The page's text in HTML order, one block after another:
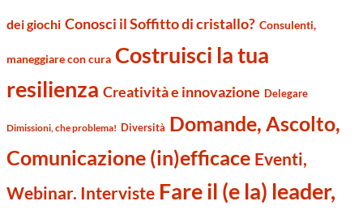
dei giochi Conosci il Soffitto di cristallo? Consulenti,
maneggiare con cura Costruisci la tua
resilienza Creatività e innovazione Delegare
Dimissioni, che problema! Diversità Domande, Ascolto,
Comunicazione (in)efficace Eventi,
Webinar. Interviste Fare il (e la) leader,